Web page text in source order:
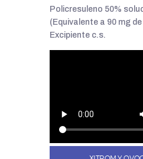
Policresuleno 50%
(Equivalente a 90 mg
Excipiente c.s.